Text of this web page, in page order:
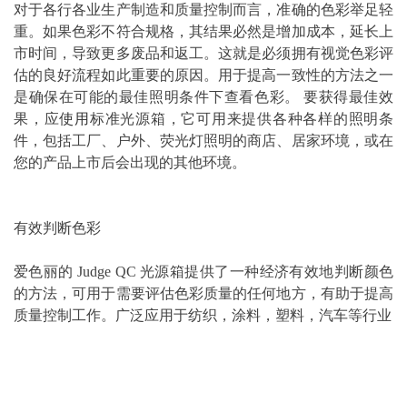
对于各行各业生产制造和质量控制而言，准确的色彩举足轻
重。如果色彩不符合规格，其结果必然是增加成本，延长上
市时间，导致更多废品和返工。这就是必须拥有视觉色彩评
估的良好流程如此重要的原因。用于提高一致性的方法之一
是确保在可能的最佳照明条件下查看色彩。 要获得最佳效
果，应使用 标准光源箱，它可用来提供各种各样的照明条
件，包括工厂、户外、荧光灯照明的商店、居家环境，或在
您的产品上市后会出现的其他环境。
有效判断色彩
爱色丽的 Judge QC 光源箱提供了一种经济有效地判断颜色
的方法，可用于需要评估色彩质量的任何地方，有助于提高
质量控制工作。广泛应用于纺织，涂料，塑料，汽车等行业